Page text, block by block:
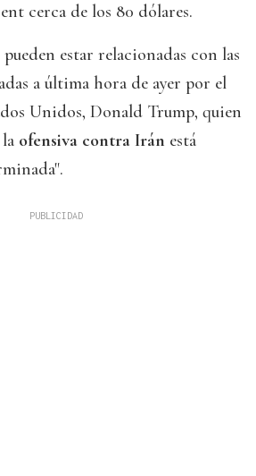
cerca de los 80 dólares.
estar relacionadas con las
a última hora de ayer por el
Unidos, Donald Trump, quien
ofensiva contra Irán está